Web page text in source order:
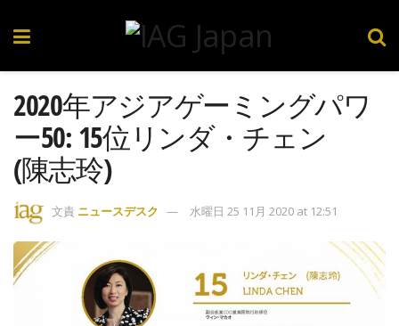
2020年アジアゲーミングパワ
ー50: 15位リンダ・チェン
(陳志玲)
文責 ニュースデスク 水曜日 25 11月 2020 at 12:51